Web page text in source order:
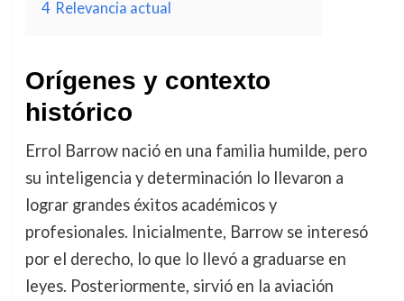
4 Relevancia actual
Orígenes y contexto
histórico
Errol Barrow nació en una familia humilde, pero
su inteligencia y determinación lo llevaron a
lograr grandes éxitos académicos y
profesionales. Inicialmente, Barrow se interesó
por el derecho, lo que lo llevó a graduarse en
leyes. Posteriormente, sirvió en la aviación